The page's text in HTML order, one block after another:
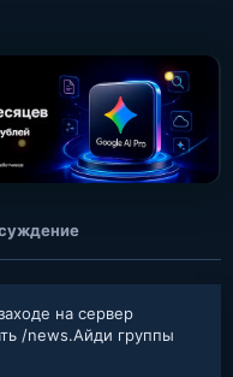
на сервер
/news.Айди группы